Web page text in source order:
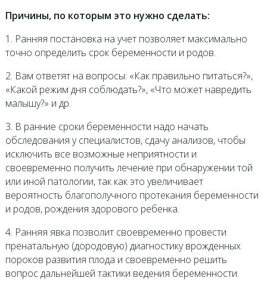
Причины, по которым это нужно сделать:
1. Ранняя постановка на учет позволяет максимально
точно определить срок беременности и родов.
2. Вам ответят на вопросы: «Как правильно питаться?»,
«Какой режим дня соблюдать?», «Что может навредить
малышу?» и др.
3. В ранние сроки беременности надо начать
обследования у специалистов, сдачу анализов, чтобы
исключить все возможные неприятности и
своевременно получить лечение при обнаружении той
или иной патологии, так как это увеличивает
вероятность благополучного протекания беременности
и родов, рождения здорового ребенка.
4. Ранняя явка позволит своевременно провести
пренатальную (дородовую) диагностику врожденных
пороков развития плода и своевременно решить
вопрос дальнейшей тактики ведения беременности.